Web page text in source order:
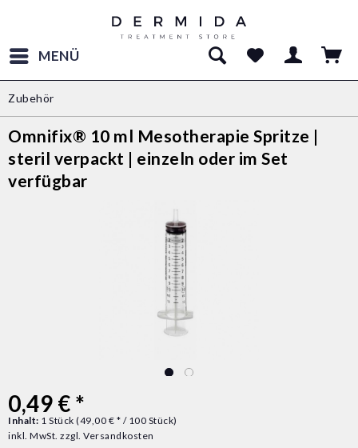
MENÜ
Zubehör
Omnifix® 10 ml Mesotherapie Spritze |
steril verpackt | einzeln oder im Set
verfügbar
0,49 € *
Inhalt: 1 Stück (49,00 € * / 100 Stück)
inkl. MwSt. zzgl. Versandkosten